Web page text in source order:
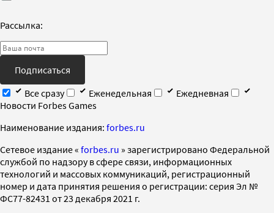
Рассылка:
Подписаться
Все сразу
Еженедельная
Ежедневная
Новости Forbes Games
Наименование издания: forbes.ru
Cетевое издание « forbes.ru » зарегистрировано Федеральной
службой по надзору в сфере связи, информационных
технологий и массовых коммуникаций, регистрационный
номер и дата принятия решения о регистрации: серия Эл №
ФС77-82431 от 23 декабря 2021 г.